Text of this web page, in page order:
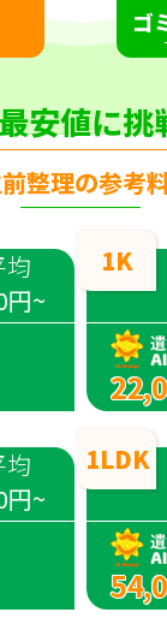
ゴ
安値に挑
整理の参考
円~
円~
1K
1LDK